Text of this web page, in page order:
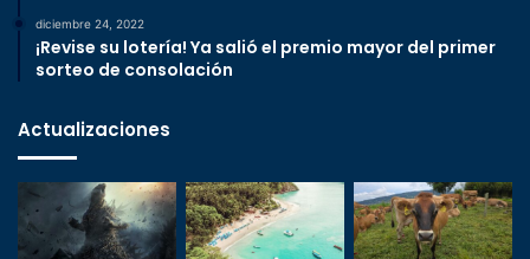
diciembre 24, 2022
¡Revise su lotería! Ya salió el premio mayor del primer
sorteo de consolación
Actualizaciones